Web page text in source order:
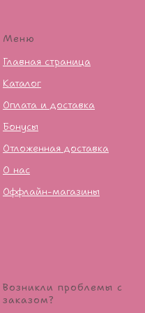
Меню
Главная страница
Каталог
Оплата и доставка
Бонусы
Отложенная доставка
О нас
Оффлайн-магазины
Возникли проблемы с
заказом?